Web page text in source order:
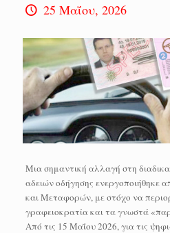
25 Μαΐου, 2026
Μια σημαντική αλλαγή στη
αδειών οδήγησης ενεργοποιήθηκε
και Μεταφορών, με στόχο να
γραφειοκρατία και τα γνωστά
Από τις 15 Μαΐου 2026, για τις